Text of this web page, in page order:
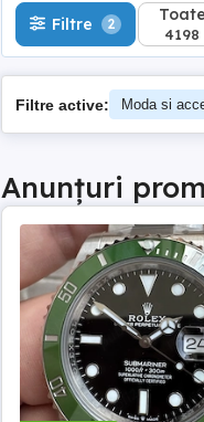
Filtre 2 Toate
4198
Filtre active: Moda si
Anunțuri